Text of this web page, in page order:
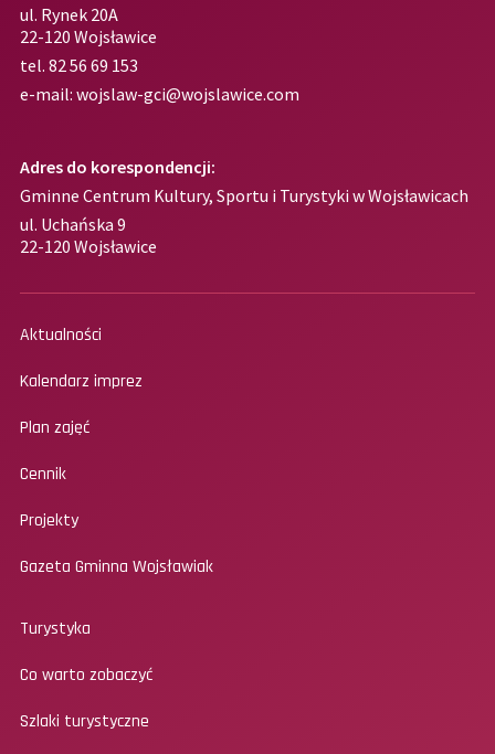
ul. Rynek 20A
22-120 Wojsławice
tel. 82 56 69 153
e-mail: wojslaw-gci@wojslawice.com
Adres do korespondencji:
Gminne Centrum Kultury, Sportu i Turystyki w Wojsławicach
ul. Uchańska 9
22-120 Wojsławice
Aktualności
Kalendarz imprez
Plan zajęć
Cennik
Projekty
Gazeta Gminna Wojsławiak
Turystyka
Co warto zobaczyć
Szlaki turystyczne